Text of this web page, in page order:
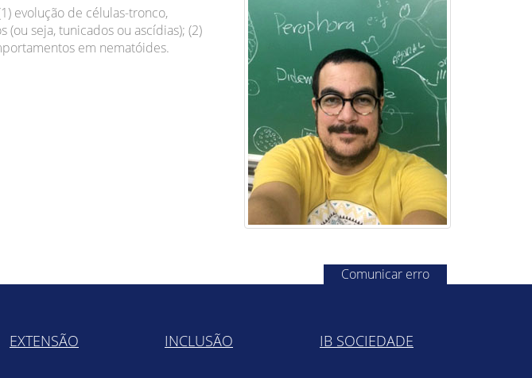
evolução de células-tronco,
seja, tunicados ou ascídias); (2)
em nematóides.
Comunicar erro
EXTENSÃO INCLUSÃO IB SOCIEDADE